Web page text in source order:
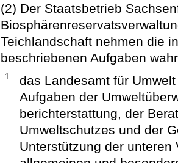
(2) Der Staatsbetrieb
Teichlandschaft nehmen die
beschriebenen Aufgaben
1.
das Landesamt für
Aufgaben der
berichterstattung, der
Umweltschutzes und der
Unterstützung der unteren